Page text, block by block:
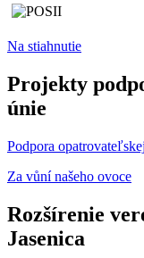
Na stiahnutie
Projekty
únie
Podpora
Za vůní našeho ovoce
Rozšírenie
Jasenica